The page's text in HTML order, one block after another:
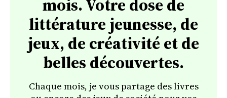
mois. Votre dose de
littérature jeunesse, de
jeux, de créativité et de
belles découvertes.
Chaque mois, je vous partage des livres